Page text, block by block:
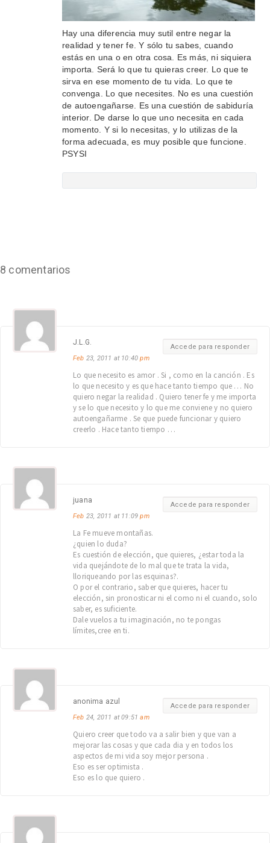
Hay una diferencia muy sutil entre negar la
realidad y tener fe. Y sólo tu sabes, cuando
estás en una o en otra cosa. Es más, ni siquiera
importa. Será lo que tu quieras creer. Lo que te
sirva en ese momento de tu vida. Lo que te
convenga. Lo que necesites. No es una cuestión
de autoengañarse. Es una cuestión de sabiduría
interior. De darse lo que uno necesita en cada
momento. Y si lo necesitas, y lo utilizas de la
forma adecuada, es muy posible que funcione.
PSYSI
8 comentarios
Accede para responder
J.L.G.
Feb 23, 2011 at 10:40pm
Lo que necesito es amor . Si , como en la canción . Es
lo que necesito y es que hace tanto tiempo que … No
quiero negar la realidad . Quiero tener fe y me importa
y se lo que necesito y lo que me conviene y no quiero
autoengañarme . Se que puede funcionar y quiero
creerlo . Hace tanto tiempo …
Accede para responder
juana
Feb 23, 2011 at 11:09pm
La Fe mueve montañas.
¿quien lo duda?
Es cuestión de elección, que quieres, ¿estar toda la
vida quejándote de lo mal que te trata la vida,
lloriqueando por las esquinas?.
O por el contrario, saber que quieres, hacer tu
elección, sin pronosticar ni el como ni el cuando, solo
saber, es suficiente.
Dale vuelos a tu imaginación, no te pongas
límites,cree en ti.
Accede para responder
anonima azul
Feb 24, 2011 at 09:51am
Quiero creer que todo va a salir bien y que van a
mejorar las cosas y que cada dia y en todos los
aspectos de mi vida soy mejor persona .
Eso es ser optimista .
Eso es lo que quiero .